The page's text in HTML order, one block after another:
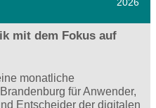
mit dem Fokus auf
monatliche
für Anwender,
Entscheider der digitalen